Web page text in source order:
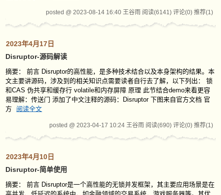
posted @ 2023-08-14 16:40 王谷雨 阅读(6141) 评论(0) 推荐(1)
2023年4月17日
Disruptor-源码解读
摘要： 前言 Disruptor的高性能，是多种技术结合以及本身架构的结果。本
文主要讲源码，涉及到的相关知识点需要读者自行去了解，以下列出： 锁
和CAS 伪共享和缓存行 volatile和内存屏障 原理 此节结合demo来看更容
易理解：传送门 添加了中文注释的源码：Disruptor 下图来自官方文档 官
方
阅读全文
posted @ 2023-04-17 10:24 王谷雨 阅读(690) 评论(0) 推荐(1)
2023年4月10日
Disruptor-简单使用
摘要： 前言 Disruptor是一个高性能的无锁并发框架，其主要应用场景是在